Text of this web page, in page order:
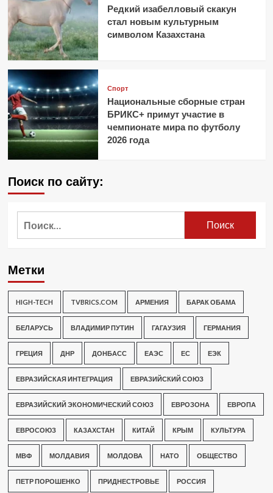
Редкий изабелловый скакун
стал новым культурным
символом Казахстана
Спорт
Национальные сборные стран
БРИКС+ примут участие в
чемпионате мира по футболу
2026 года
Поиск по сайту:
Метки
HIGH-TECH TVBRICS.COM АРМЕНИЯ БАРАК ОБАМА
БЕЛАРУСЬ ВЛАДИМИР ПУТИН ГАГАУЗИЯ ГЕРМАНИЯ
ГРЕЦИЯ ДНР ДОНБАСС ЕАЭС ЕС ЕЭК
ЕВРАЗИЙСКАЯ ИНТЕГРАЦИЯ ЕВРАЗИЙСКИЙ СОЮЗ
ЕВРАЗИЙСКИЙ ЭКОНОМИЧЕСКИЙ СОЮЗ ЕВРОЗОНА ЕВРОПА
ЕВРОСОЮЗ КАЗАХСТАН КИТАЙ КРЫМ КУЛЬТУРА
МВФ МОЛДАВИЯ МОЛДОВА НАТО ОБЩЕСТВО
ПЕТР ПОРОШЕНКО ПРИДНЕСТРОВЬЕ РОССИЯ